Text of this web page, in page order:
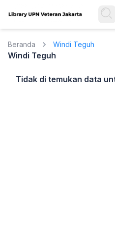
Beranda Windi Teguh
Windi Teguh
Tidak di temukan data